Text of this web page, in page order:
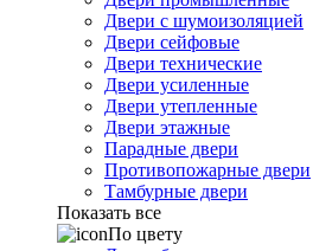
Двери с шумоизоляцией
Двери сейфовые
Двери технические
Двери усиленные
Двери утепленные
Двери этажные
Парадные двери
Противопожарные двери
Тамбурные двери
Показать все
По цвету